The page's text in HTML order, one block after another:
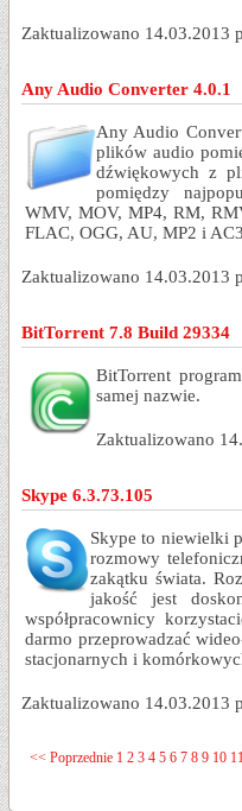
Zaktualizowano 14.03.2013
Any Audio Converter 4.0.1
Any Audio
plików audio
dźwiękowych z
pomiędzy
WMV, MOV, MP4, RM,
FLAC, OGG, AU, MP2 i
Zaktualizowano 14.03.2013
BitTorrent 7.8 Build 29334
BitTorrent
samej nazwie.
Zaktualizowano
Skype 6.3.73.105
Skype to niewielki
rozmowy
zakątku świata.
jakość jest
współpracownicy
darmo przeprowadzać
stacjonarnych i
Zaktualizowano 14.03.2013
<< Poprzednie 1 2 3 4 5 6 7 8 9 10